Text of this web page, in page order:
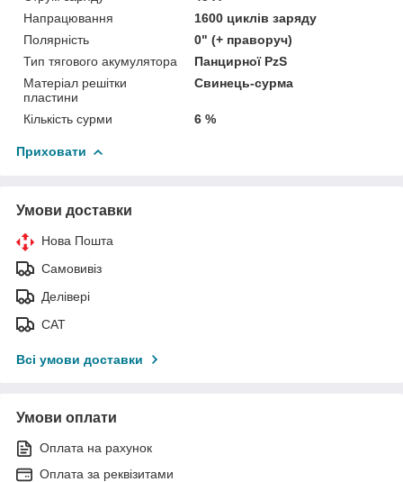
Напрацювання
1600 циклів заряду
Полярність
0" (+ праворуч)
Тип тягового акумулятора
Панцирної PzS
Матеріал решітки
пластини
Свинець-сурма
Кількість сурми 6 %
Приховати
Умови доставки
Нова Пошта
Самовивіз
Делівері
САТ
Всі умови доставки
Умови оплати
Оплата на рахунок
Оплата за реквізитами